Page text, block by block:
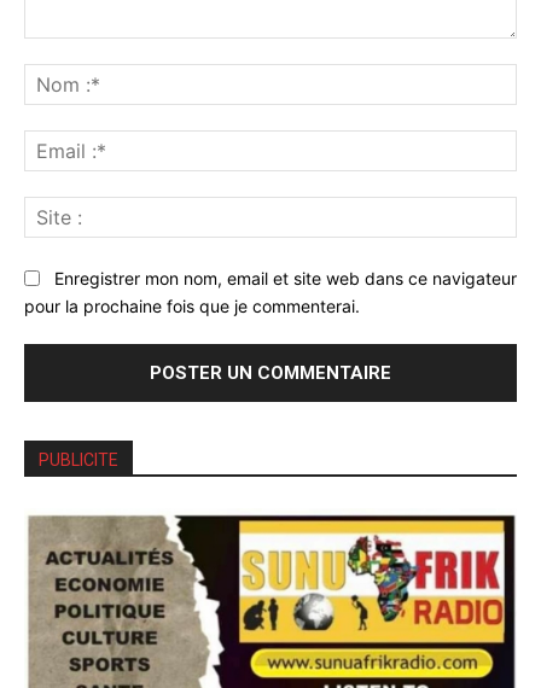
:*
:*
:
Enregistrer mon nom, email et site web dans ce navigateur
pour la prochaine fois que je commenterai.
PUBLICITE